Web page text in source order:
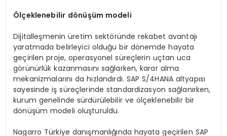
Ölçeklenebilir dönüşüm modeli
Dijitalleşmenin üretim sektöründe rekabet avantajı
yaratmada belirleyici olduğu bir dönemde hayata
geçirilen proje, operasyonel süreçlerin uçtan uca
görünürlük kazanmasını sağlarken, karar alma
mekanizmalarını da hızlandırdı. SAP S/4HANA altyapısı
sayesinde iş süreçlerinde standardizasyon sağlanırken,
kurum genelinde sürdürülebilir ve ölçeklenebilir bir
dönüşüm modeli oluşturuldu.
Nagarro Türkiye danışmanlığında hayata geçirilen SAP